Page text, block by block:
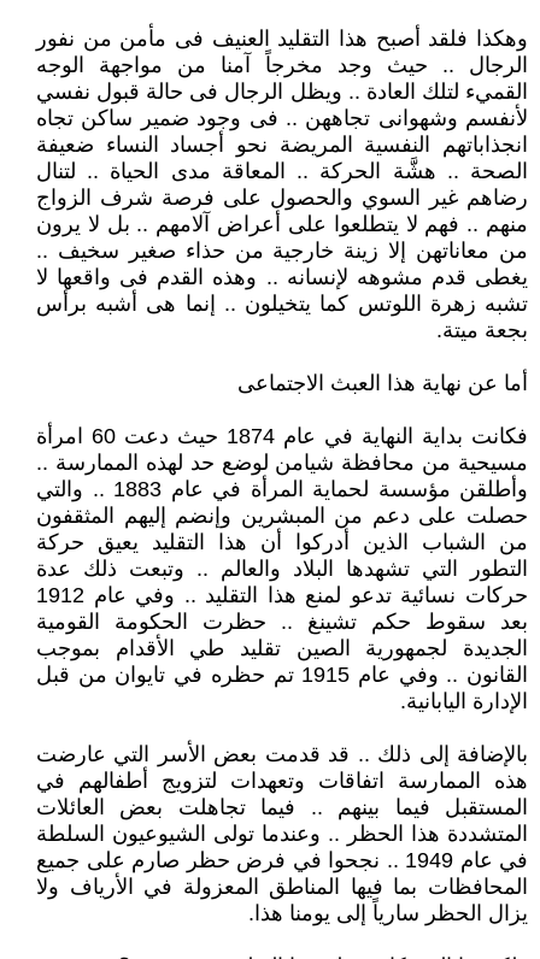
وهكذا فلقد أصبح هذا التقليد العنيف فى مأمن من نفور
الرجال .. حيث وجد مخرجاً آمنا من مواجهة الوجه
القميء لتلك العادة .. ويظل الرجال فى حالة قبول نفسي
لأنفسم وشهوانى تجاههن .. فى وجود ضمير ساكن تجاه
انجذاباتهم النفسية المريضة نحو أجساد النساء ضعيفة
الصحة .. هشَّة الحركة .. المعاقة مدى الحياة .. لتنال
رضاهم غير السوي والحصول على فرصة شرف الزواج
منهم .. فهم لا يتطلعوا على أعراض آلامهم .. بل لا يرون
من معاناتهن إلا زينة خارجية من حذاء صغير سخيف ..
يغطى قدم مشوهه لإنسانه .. وهذه القدم فى واقعها لا
تشبه زهرة اللوتس كما يتخيلون .. إنما هى أشبه برأس
بجعة ميتة.
أما عن نهاية هذا العبث الاجتماعى
فكانت بداية النهاية في عام 1874 حيث دعت 60 امرأة
مسيحية من محافظة شيامن لوضع حد لهذه الممارسة ..
وأطلقن مؤسسة لحماية المرأة في عام 1883 .. والتي
حصلت على دعم من المبشرين وإنضم إليهم المثقفون
من الشباب الذين أدركوا أن هذا التقليد يعيق حركة
التطور التي تشهدها البلاد والعالم .. وتبعت ذلك عدة
حركات نسائية تدعو لمنع هذا التقليد .. وفي عام 1912
بعد سقوط حكم تشينغ .. حظرت الحكومة القومية
الجديدة لجمهورية الصين تقليد طي الأقدام بموجب
القانون .. وفي عام 1915 تم حظره في تايوان من قبل
الإدارة اليابانية.
بالإضافة إلى ذلك .. قد قدمت بعض الأسر التي عارضت
هذه الممارسة اتفاقات وتعهدات لتزويج أطفالهم في
المستقبل فيما بينهم .. فيما تجاهلت بعض العائلات
المتشددة هذا الحظر .. وعندما تولى الشيوعيون السلطة
في عام 1949 .. نجحوا في فرض حظر صارم على جميع
المحافظات بما فيها المناطق المعزولة في الأرياف ولا
يزال الحظر سارياً إلى يومنا هذا.